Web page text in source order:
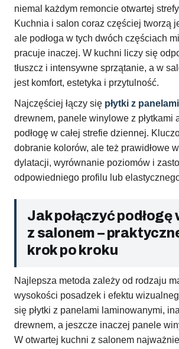
niemal każdym remoncie otwartej
Kuchnia i salon coraz częściej tworzą
ale podłoga w tych dwóch częściach
pracuje inaczej. W kuchni liczy się
tłuszcz i intensywne sprzątanie, a w
jest komfort, estetyka i przytulność.
Najczęściej łączy się płytki z panelami
drewnem, panele winylowe z płytkami
podłogę w całej strefie dziennej.
dobranie kolorów, ale też prawidłowe
dylatacji, wyrównanie poziomów i
odpowiedniego profilu lub
Jak połączyć podłogę
z salonem –
krok po kroku
Najlepsza metoda zależy od rodzaju
wysokości posadzek i efektu
się płytki z panelami laminowanymi,
drewnem, a jeszcze inaczej panele
W otwartej kuchni z salonem